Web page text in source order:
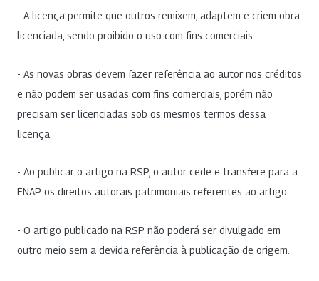
- A licença permite que outros remixem, adaptem e criem obra
licenciada, sendo proibido o uso com fins comerciais.
- As novas obras devem fazer referência ao autor nos créditos
e não podem ser usadas com fins comerciais, porém não
precisam ser licenciadas sob os mesmos termos dessa
licença.
- Ao publicar o artigo na RSP, o autor cede e transfere para a
ENAP os direitos autorais patrimoniais referentes ao artigo.
- O artigo publicado na RSP não poderá ser divulgado em
outro meio sem a devida referência à publicação de origem.